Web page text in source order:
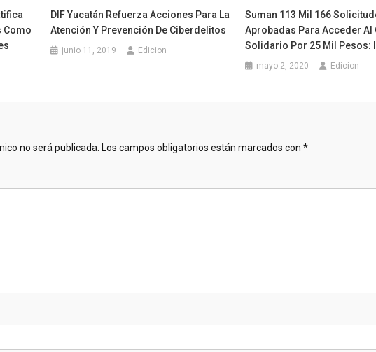
Como
DIF Yucatán Refuerza Acciones Para La
Atención Y Prevención De Ciberdelitos
junio 11, 2019 Edicion
Suman 113 Mil 166
Aprobadas Para Acceder Al
Solidario Por 25 Mil Pesos:
mayo 2, 2020 Edicion
no será publicada. Los campos obligatorios están marcados con *